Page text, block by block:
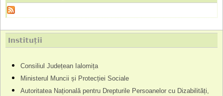
Instituții
Consiliul Județean Ialomița
Ministerul Muncii și Protecției Sociale
Autoritatea Națională pentru Drepturile Persoanelor cu Dizabilități,